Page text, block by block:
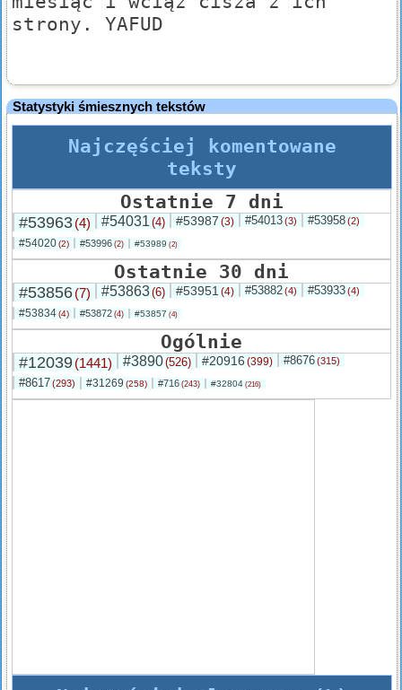
strony. YAFUD
Statystyki śmiesznych tekstów
Najczęściej komentowane
teksty
Ostatnie 7 dni
#53963(4) #54031 (4) #53987 (3) #54013(3) #53958(2)
#54020(2) #53996 (2) #53989 (2)
Ostatnie 30 dni
#53856(7) #53863(6) #53951 (4) #53882(4) #53933(4)
#53834(4) #53872 (4) #53857 (4)
Ogólnie
#12039(1441) #3890(526) #20916 (399) #8676(315)
#8617(293) #31269 (258) #716 (243) #32804 (216)